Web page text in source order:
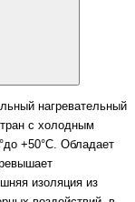
нагревательный
с холодным
+50°С. Обладает
изоляция из